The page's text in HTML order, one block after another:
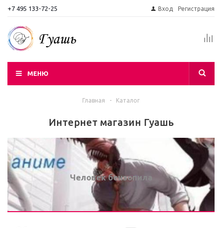
+7 495 133-72-25 Вход Регистрация
МЕНЮ
Главная - Каталог
Интернет магазин Гуашь
Человек бензопила